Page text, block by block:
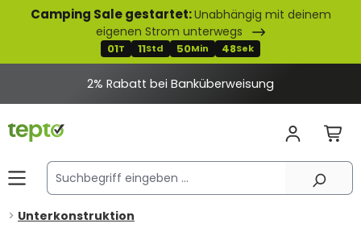
springen
Camping Sale gestartet:Unabhängig mit deinem
eigenen Strom unterwegs
01T 11Std 50Min 48Sek
2% Rabatt bei Banküberweisung
Unterkonstruktion